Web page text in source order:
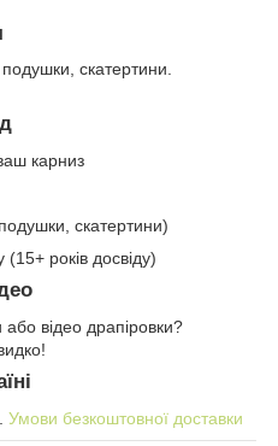
скатертини.
карниз
скатертини)
років досвіду)
або відео драпіровки?
Умови безкоштовної доставки